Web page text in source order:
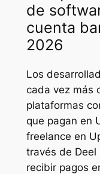
de
cuenta
2026
Los
cada vez más
plataformas
que pagan en
freelance en
través de Deel
recibir pagos